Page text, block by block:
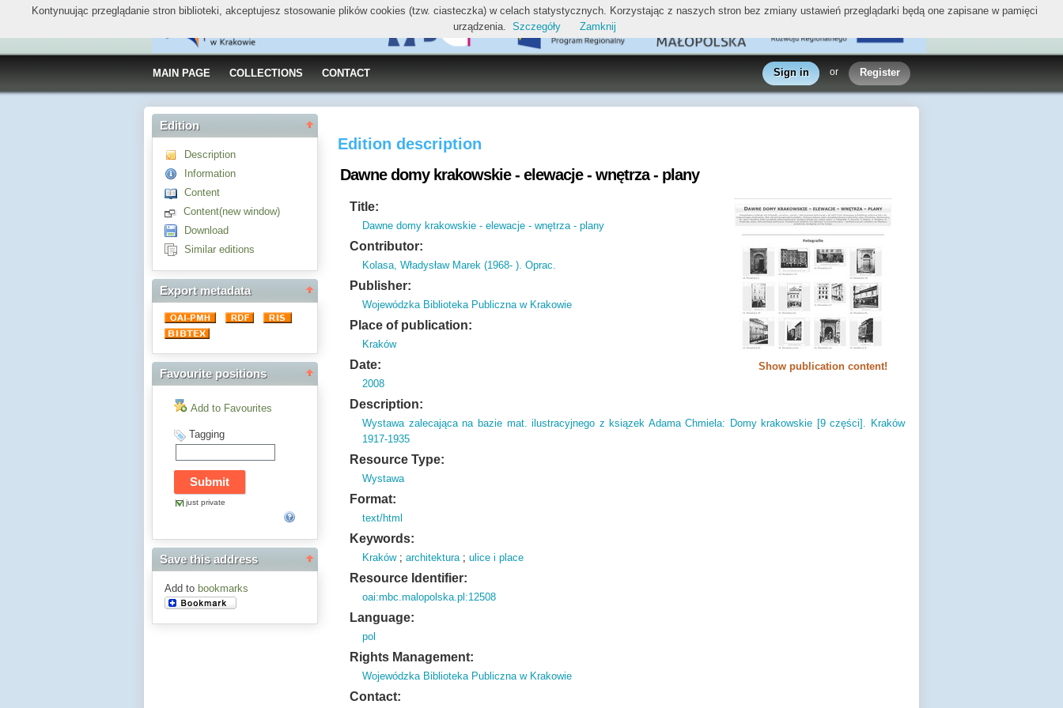
MAIN PAGE COLLECTIONS CONTACT Sign in or Register
Edition
Description
Information
Content
Content(new window)
Download
Similar editions
Export metadata
Favourite positions
Add to Favourites
Tagging
just private
Save this address
Add to bookmarks
Edition description
Dawne domy krakowskie - elewacje - wnętrza - plany
Show publication content!
Title:
Dawne domy krakowskie - elewacje - wnętrza - plany
Contributor:
Kolasa, Władysław Marek (1968- ). Oprac.
Publisher:
Wojewódzka Biblioteka Publiczna w Krakowie
Place of publication:
Kraków
Date:
2008
Description:
Wystawa zalecająca na bazie mat. ilustracyjnego z ksiązek Adama Chmiela: Domy krakowskie [9 części]. Kraków
1917-1935
Resource Type:
Wystawa
Format:
text/html
Keywords:
Kraków;architektura;ulice i place
Resource Identifier:
oai:mbc.malopolska.pl:12508
Language:
pol
Rights Management:
Wojewódzka Biblioteka Publiczna w Krakowie
Contact:
Kontynuując przeglądanie stron biblioteki, akceptujesz stosowanie plików cookies (tzw. ciasteczka) w celach statystycznych. Korzystając z naszych stron bez zmiany ustawień przeglądarki będą one zapisane w pamięci
urządzenia. Szczegóły Zamknij